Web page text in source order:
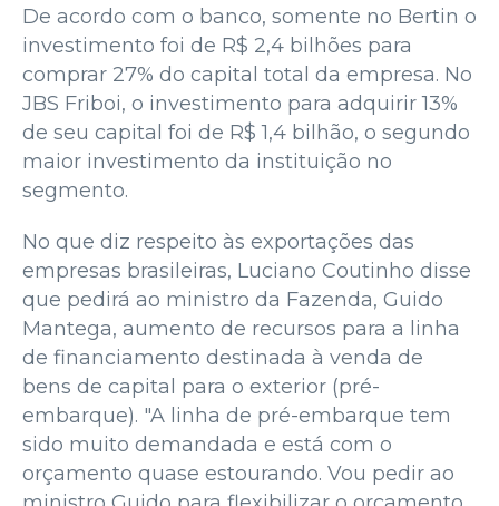
De acordo com o banco, somente no Bertin o
investimento foi de R$ 2,4 bilhões para
comprar 27% do capital total da empresa. No
JBS Friboi, o investimento para adquirir 13%
de seu capital foi de R$ 1,4 bilhão, o segundo
maior investimento da instituição no
segmento.
No que diz respeito às exportações das
empresas brasileiras, Luciano Coutinho disse
que pedirá ao ministro da Fazenda, Guido
Mantega, aumento de recursos para a linha
de financiamento destinada à venda de
bens de capital para o exterior (pré-
embarque). "A linha de pré-embarque tem
sido muito demandada e está com o
orçamento quase estourando. Vou pedir ao